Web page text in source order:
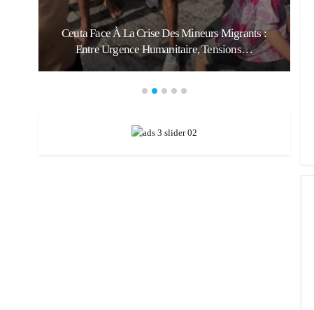
Ceuta Face À La Crise Des Mineurs Migrants :
Entre Urgence Humanitaire, Tensions…